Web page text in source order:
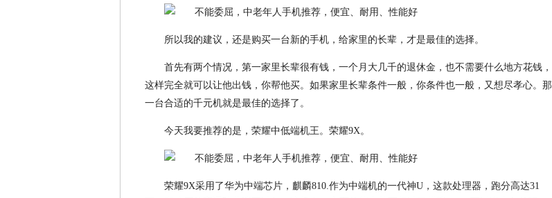
所以我的建议，还是购买一台新的手机，给家里的长辈，才是最佳的选择。
首先有两个情况，第一家里长辈很有钱，一个月大几千的退休金，也不需要什么地方花钱，
这样完全就可以让他出钱，你帮他买。如果家里长辈条件一般，你条件也一般，又想尽孝心。那
一台合适的千元机就是最佳的选择了。
今天我要推荐的是，荣耀中低端机王。荣耀9X。
荣耀9X采用了华为中端芯片，麒麟810.作为中端机的一代神U，这款处理器，跑分高达31